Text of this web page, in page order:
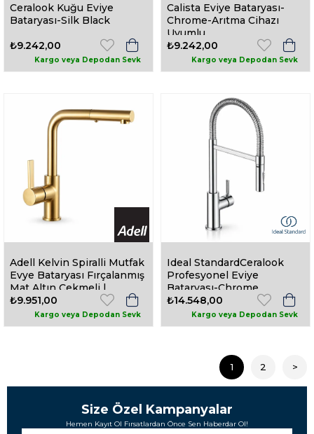
Ceralook Kuğu Eviye
Bataryası-Silk Black
₺9.242,00
Calista Eviye Bataryası-
Chrome-Arıtma Cihazı
Uyumlu
₺9.242,00
Adell Kelvin Spiralli Mutfak
Evye Bataryası Fırçalanmış
Mat Altın Çekmeli |
157311618
₺9.951,00
Ideal StandardCeralook
Profesyonel Eviye
Bataryası-Chrome
₺14.548,00
1 2 >
Size Özel Kampanyalar
Hemen Kayıt Ol Fırsatlardan Önce Sen Haberdar Ol!